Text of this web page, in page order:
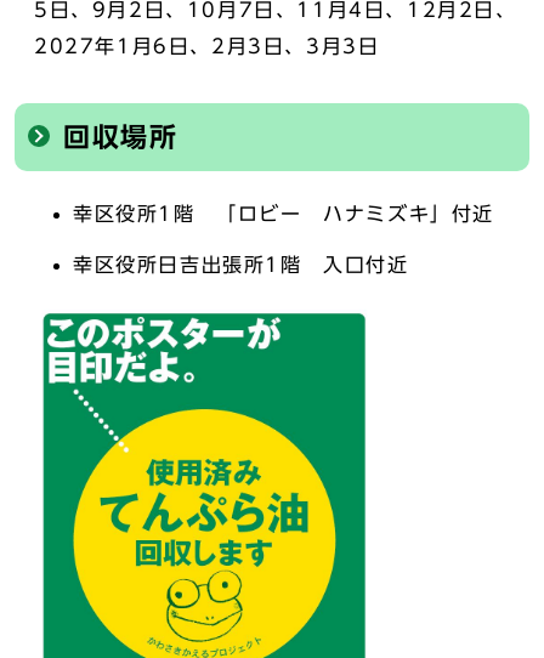
5日、9月2日、10月7日、11月4日、12月2日、
2027年1月6日、2月3日、3月3日
回収場所
幸区役所1階 「ロビー ハナミズキ」付近
幸区役所日吉出張所1階 入口付近